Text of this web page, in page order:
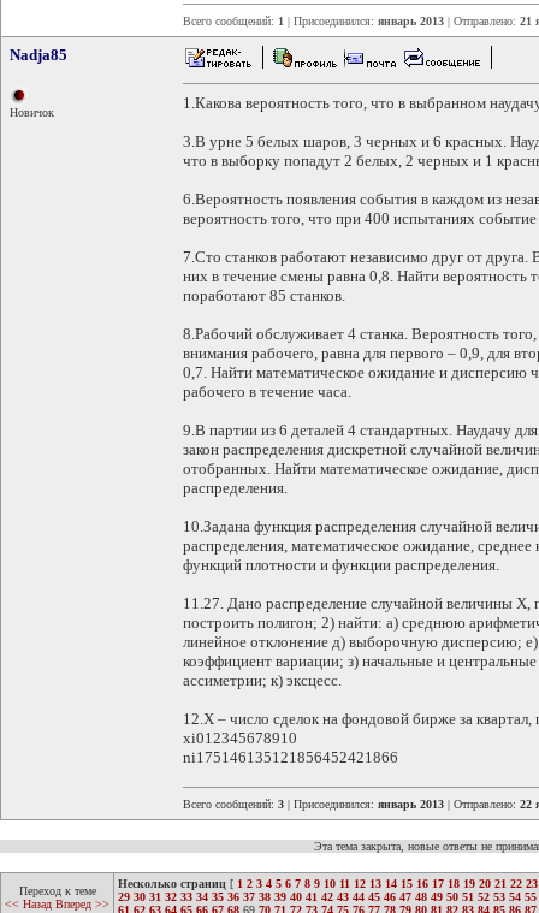
Всего сообщений: 1 | Присоединился: январь 2013 | Отправлено: 21
Nadja85
Новичок
1.Какова вероятность того, что в выбранном
3.В урне 5 белых шаров, 3 черных и 6 красных.
что в выборку попадут 2 белых, 2 черных и 1
6.Вероятность появления события в каждом из
вероятность того, что при 400 испытаниях событие
7.Сто станков работают независимо друг от
них в течение смены равна 0,8. Найти вероятность
поработают 85 станков.
8.Рабочий обслуживает 4 станка. Вероятность
внимания рабочего, равна для первого – 0,9, для
0,7. Найти математическое ожидание и дисперсию
рабочего в течение часа.
9.В партии из 6 деталей 4 стандартных. Наудачу
закон распределения дискретной случайной
отобранных. Найти математическое ожидание,
распределения.
10.Задана функция распределения случайной
распределения, математическое ожидание,
функций плотности и функции распределения.
11.27. Дано распределение случайной величины
построить полигон; 2) найти: а) среднюю
линейное отклонение д) выборочную дисперсию; е)
коэффициент вариации; з) начальные и
ассиметрии; к) эксцесс.
12.X – число сделок на фондовой бирже за квартал,
xi012345678910
ni175146135121856452421866
Всего сообщений: 3 | Присоединился: январь 2013 | Отправлено: 22
Эта тема закрыта, новые ответы не
Переход к теме
<< Назад Вперед >>
Несколько страниц [ 1 2 3 4 5 6 7 8 9 10 11 12 13 14 15 16 17 18 19 20 21 22 23
29 30 31 32 33 34 35 36 37 38 39 40 41 42 43 44 45 46 47 48 49 50 51 52 53 54 55
61 62 63 64 65 66 67 68 69 70 71 72 73 74 75 76 77 78 79 80 81 82 83 84 85 86 87